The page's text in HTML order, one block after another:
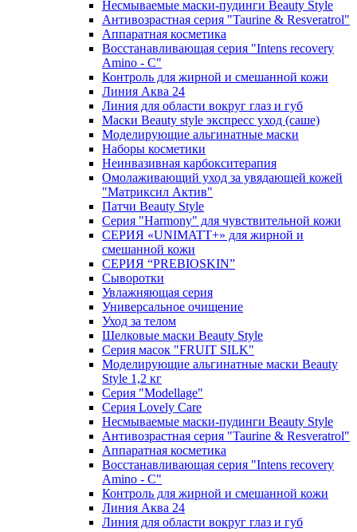
Несмываемые маски-пудинги Beauty Style
Антивозрастная серия "Taurine & Resveratrol"
Аппаратная косметика
Восстанавливающая серия "Intens recovery
Amino - C"
Контроль для жирной и смешанной кожи
Линия Аква 24
Линия для области вокруг глаз и губ
Маски Beauty style экспресс уход (саше)
Моделирующие альгинатные маски
Наборы косметики
Неинвазивная карбокситерапия
Омолаживающий уход за увядающей кожей
"Матриксил Актив"
Патчи Beauty Style
Серия "Harmony" для чувствительной кожи
СЕРИЯ «UNIMATT+» для жирной и
смешанной кожи
СЕРИЯ “PREBIOSKIN”
Сыворотки
Увлажняющая серия
Универсальное очищение
Уход за телом
Шелковые маски Beauty Style
Серия масок "FRUIT SILK"
Моделирующие альгинатные маски Beauty
Style 1,2 кг
Серия "Modellage"
Cерия Lovely Care
Несмываемые маски-пудинги Beauty Style
Антивозрастная серия "Taurine & Resveratrol"
Аппаратная косметика
Восстанавливающая серия "Intens recovery
Amino - C"
Контроль для жирной и смешанной кожи
Линия Аква 24
Линия для области вокруг глаз и губ